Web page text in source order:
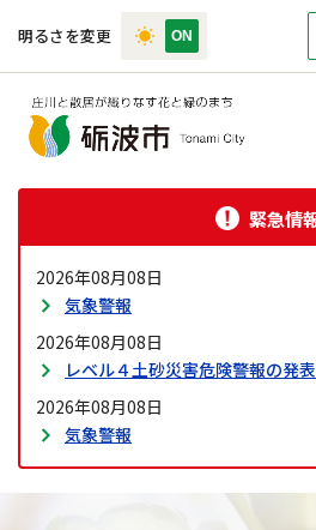
明るさを変更
緊急情
2026年08月08日
気象警報
2026年08月08日
レベル４土砂災害危険警報の発
2026年08月08日
気象警報